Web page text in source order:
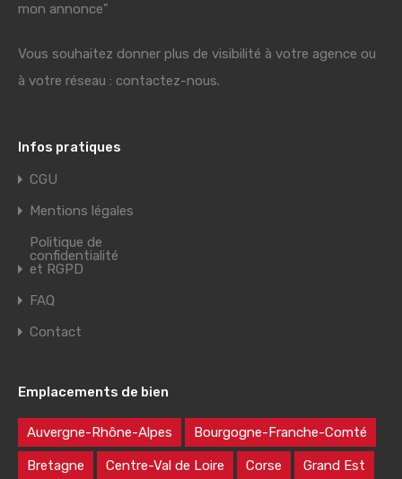
mon annonce"
Vous souhaitez donner plus de visibilité à votre agence ou
à votre réseau : contactez-nous.
Infos pratiques
CGU
Mentions légales
Politique de
confidentialité
et RGPD
FAQ
Contact
Emplacements de bien
Auvergne-Rhône-Alpes Bourgogne-Franche-Comté
Bretagne Centre-Val de Loire Corse Grand Est